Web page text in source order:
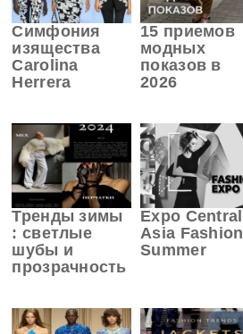
Симфония
изящества
Carolina
Herrera
15 приемов
модных
показов в
2026
Тренды зимы
: светлые
шубы и
прозрачность
Expo Central
Asia Fashion
Summer